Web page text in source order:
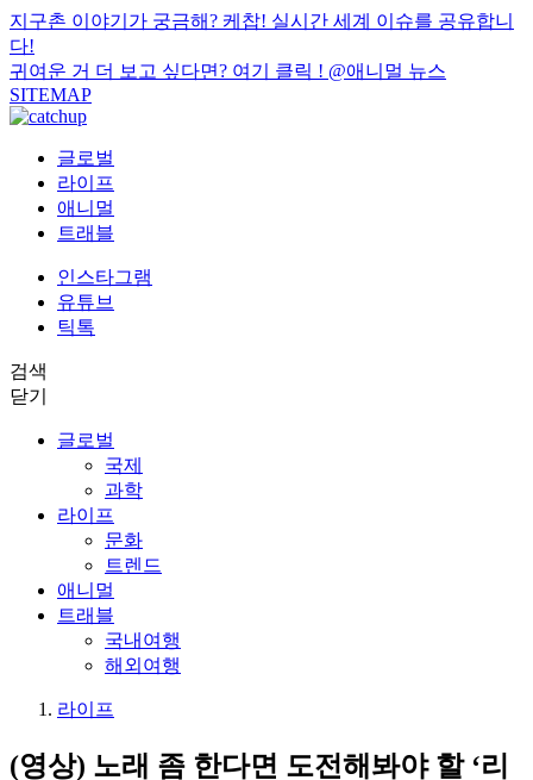
지구촌 이야기가 궁금해? 케찹! 실시간 세계 이슈를 공유합니
다!
귀여운 거 더 보고 싶다면? 여기 클릭 ! @애니멀 뉴스
SITEMAP
글로벌
라이프
애니멀
트래블
인스타그램
유튜브
틱톡
검색
닫기
글로벌
국제
과학
라이프
문화
트렌드
애니멀
트래블
국내여행
해외여행
라이프
(영상) 노래 좀 한다면 도전해봐야 할 ‘리